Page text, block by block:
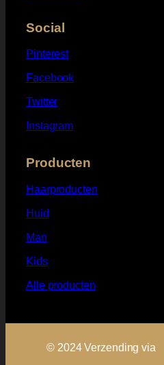
Social
Pinterest
Facebook
Twitter
Instagram
Producten
Haarproducten
Huid
Man
Kids
Alle producten
© 2024 Verzending via